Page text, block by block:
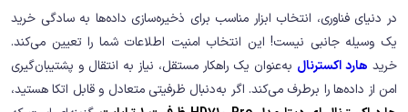
در دنیای فناوری، انتخاب ابزار مناسب برای ذخیره‌سازی داده‌ها به سادگی خرید
یک وسیله جانبی نیست! این انتخاب امنیت اطلاعات شما را تعیین می‌کند.
خرید هارد اکسترنال به‌عنوان یک راهکار مستقل، نیاز به انتقال و پشتیبان‌گیری
امن از داده‌ها را برطرف می‌کند. اگر به‌دنبال ظرفیتی متعادل و قابل اتکا هستید،